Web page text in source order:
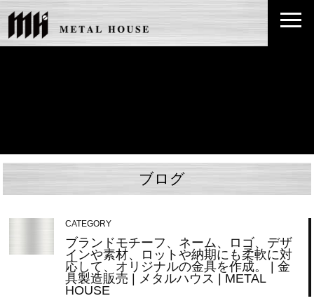
ブログ
CATEGORY
ブランドモチーフ、ネーム、ロゴ、デザ
インや素材、ロットや納期にも柔軟に対
応して、オリジナルの金具を作成。 | 金
具製造販売 | メタルハウス | METAL
HOUSE